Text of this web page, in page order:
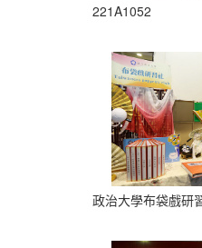
221A1052
政治大學布袋戲研